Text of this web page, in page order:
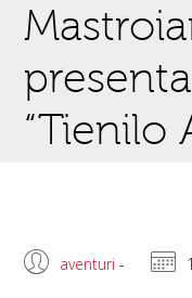
“Tienilo
aventuri -